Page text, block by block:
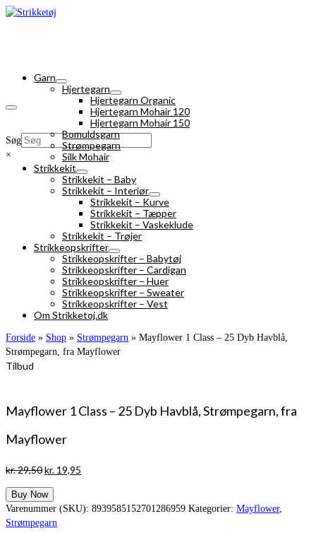
Søg
×
Garn
Hjertegarn
Hjertegarn Organic
Hjertegarn Mohair 120
Hjertegarn Mohair 150
Bomuldsgarn
Strømpegarn
Silk Mohair
Strikkekit
Strikkekit – Baby
Strikkekit – Interiør
Strikkekit – Kurve
Strikkekit – Tæpper
Strikkekit – Vaskeklude
Strikkekit – Trøjer
Strikkeopskrifter
Strikkeopskrifter – Babytøj
Strikkeopskrifter – Cardigan
Strikkeopskrifter – Huer
Strikkeopskrifter – Sweater
Strikkeopskrifter – Vest
Om Strikketoj.dk
Forside » Shop » Strømpegarn » Mayflower 1 Class – 25 Dyb Havblå,
Strømpegarn, fra Mayflower
Tilbud
Mayflower 1 Class – 25 Dyb Havblå, Strømpegarn, fra
Mayflower
kr.29,50Den
pris
var:
kr. 29,50.
kr. 19,95
er:
Buy Now
Varenummer (SKU): 8939585152701286959 Kategorier: Mayflower,
Strømpegarn